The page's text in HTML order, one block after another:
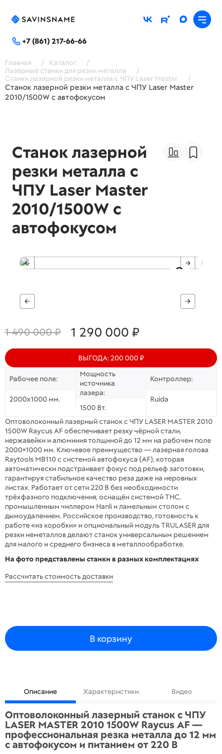
+7 (861) 217-66-66
Главная / Каталог
/
Лазерные станки для резки металла
/
Станки лазерной резки металла с ЧПУ Laser Master
/
Станок лазерной резки металла с ЧПУ Laser Master
2010/1500W с автофокусом
Станок лазерной
резки металла с
ЧПУ Laser Master
2010/1500W с
автофокусом
1 490 000 ₽ 1 290 000 ₽
ВЫГОДА: 200 000 ₽
Рабочее поле:
2000х1000 мм.
Мощность
источника
лазера:
1500 Вт.
Контроллер:
Ruida
Оптоволоконный лазерный станок с ЧПУ LASER MASTER 2010
1500W Raycus AF обеспечивает резку чёрной стали,
нержавейки и алюминия толщиной до 12 мм на рабочем поле
2000×1000 мм. Ключевое преимущество — лазерная голова
Raytools MB110 с системой автофокуса (AF), которая
автоматически подстраивает фокус под рельеф заготовки,
гарантируя стабильное качество реза даже на неровных
листах. Работает от сети 220 В без необходимости
трёхфазного подключения, оснащён системой THC,
промышленным чиллером Hanli и ламельным столом с
дымоудалением. Российское производство, готовность к
работе «из коробки» и опциональный модуль TRULASER для
резки неметаллов делают станок универсальным решением
для малого и среднего бизнеса в металлообработке.
На фото представлены станки в разных комплектациях
Рассчитать стоимость доставки
В корзину
Описание Характеристики Видео
Оптоволоконный лазерный станок с ЧПУ
LASER MASTER 2010 1500W Raycus AF —
профессиональная резка металла до 12 мм
с автофокусом и питанием от 220 В